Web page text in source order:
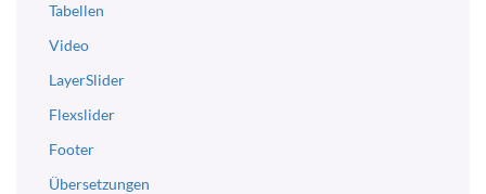
Tabellen
Video
LayerSlider
Flexslider
Footer
Übersetzungen